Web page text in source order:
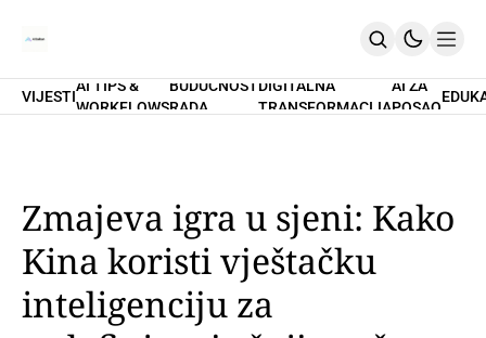
Home
PRETPLATI SE
VIJESTI
AI TIPS &
WORKFLOWS
BUDUĆNOST
RADA
DIGITALNA
TRANSFORMACIJA
AI ZA
POSAO
Zmajeva igra u sjeni: Kako
Kina koristi vještačku
inteligenciju za